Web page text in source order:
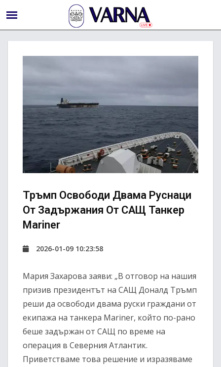
Тръмп Освободи Двама Руснаци
От Задържания От САЩ Танкер
Mariner
2026-01-09 10:23:58
Мария Захарова заяви: „В отговор на нашия
призив президентът на САЩ Доналд Тръмп
реши да освободи двама руски граждани от
екипажа на танкера Mariner, който по-рано
беше задържан от САЩ по време на
операция в Северния Атлантик.
Приветстваме това решение и изразяваме